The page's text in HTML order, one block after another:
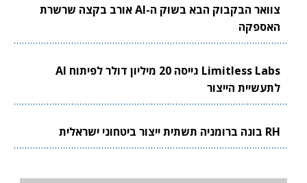
צוואר הבקבוק הבא בשוק ה-AI אורב בקצה שרשרת
האספקה
Limitless Labs גייסה 20 מיליון דולר לפיתוח AI
לתעשיית הייצור
RH בונה ברומניה תשתית ייצור ביטחוני ישראלית